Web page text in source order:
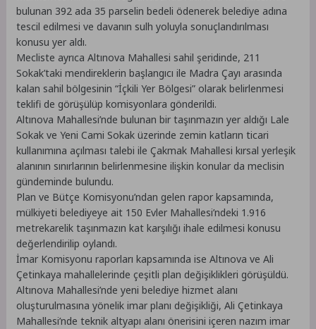
bulunan 392 ada 35 parselin bedeli ödenerek belediye adına
tescil edilmesi ve davanın sulh yoluyla sonuçlandırılması
konusu yer aldı.
Mecliste ayrıca Altınova Mahallesi sahil şeridinde, 211
Sokak’taki mendireklerin başlangıcı ile Madra Çayı arasında
kalan sahil bölgesinin “İçkili Yer Bölgesi” olarak belirlenmesi
teklifi de görüşülüp komisyonlara gönderildi.
Altınova Mahallesi’nde bulunan bir taşınmazın yer aldığı Lale
Sokak ve Yeni Cami Sokak üzerinde zemin katların ticari
kullanımına açılması talebi ile Çakmak Mahallesi kırsal yerleşik
alanının sınırlarının belirlenmesine ilişkin konular da meclisin
gündeminde bulundu.
Plan ve Bütçe Komisyonu’ndan gelen rapor kapsamında,
mülkiyeti belediyeye ait 150 Evler Mahallesi’ndeki 1.916
metrekarelik taşınmazın kat karşılığı ihale edilmesi konusu
değerlendirilip oylandı.
İmar Komisyonu raporları kapsamında ise Altınova ve Ali
Çetinkaya mahallelerinde çeşitli plan değişiklikleri görüşüldü.
Altınova Mahallesi’nde yeni belediye hizmet alanı
oluşturulmasına yönelik imar planı değişikliği, Ali Çetinkaya
Mahallesi’nde teknik altyapı alanı önerisini içeren nazım imar